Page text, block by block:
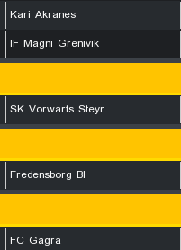
Kari Akranes
IF Magni Grenivik
SK Vorwarts Steyr
Fredensborg BI
FC Gagra